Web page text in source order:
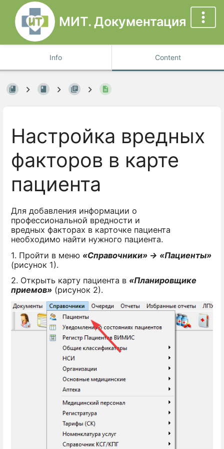
МИТ. Документация
Info Content
Настройка вредных
факторов в карте
пациента
Для добавления информации о
профессиональной вредности и
вредных факторах в карточке пациента
необходимо найти нужного пациента.
1. Пройти в меню «Справочники» → «Пациенты»
(рисунок 1).
2. Открыть карту пациента в «Планировщике
приемов» (рисунок 2).